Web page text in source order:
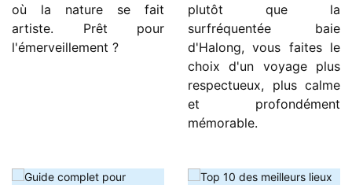
où la nature se fait
artiste. Prêt pour
l'émerveillement ?
plutôt que la
surfréquentée baie
d'Halong, vous faites le
choix d'un voyage plus
respectueux, plus calme
et profondément
mémorable.